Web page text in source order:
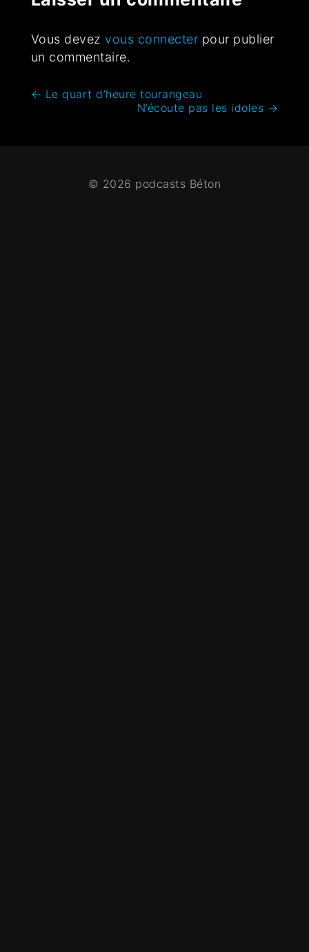
Vous devezvous connecter pour publier
un commentaire.
← Le quart d’heure tourangeau
N’écoute pas les idoles →
© 2026 podcasts Béton